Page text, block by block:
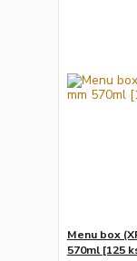
Menu box
570ml [125